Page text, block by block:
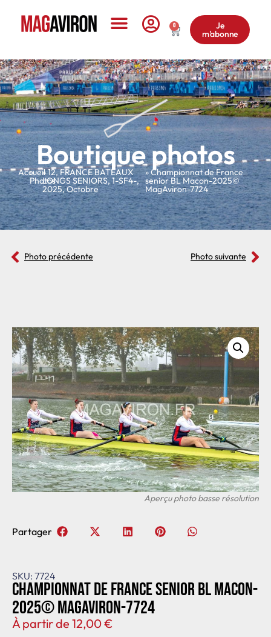
0 Je
m'abonne
Boutique photos
Accueil
»
Photos
»12,FRANCE BATEAUX
LONGS SENIORS,1-SF4-,
2025,Octobre
» Championnat de France
senior BL Macon-2025©
MagAviron-7724
Photo précédente Photo suivante
SKU: 7724
Championnat de France senior BL Macon-
2025© MagAviron-7724
À partir de 12,00€
Partager